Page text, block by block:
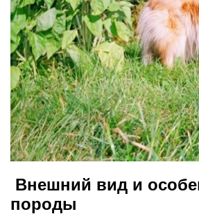
Внешний вид и
породы